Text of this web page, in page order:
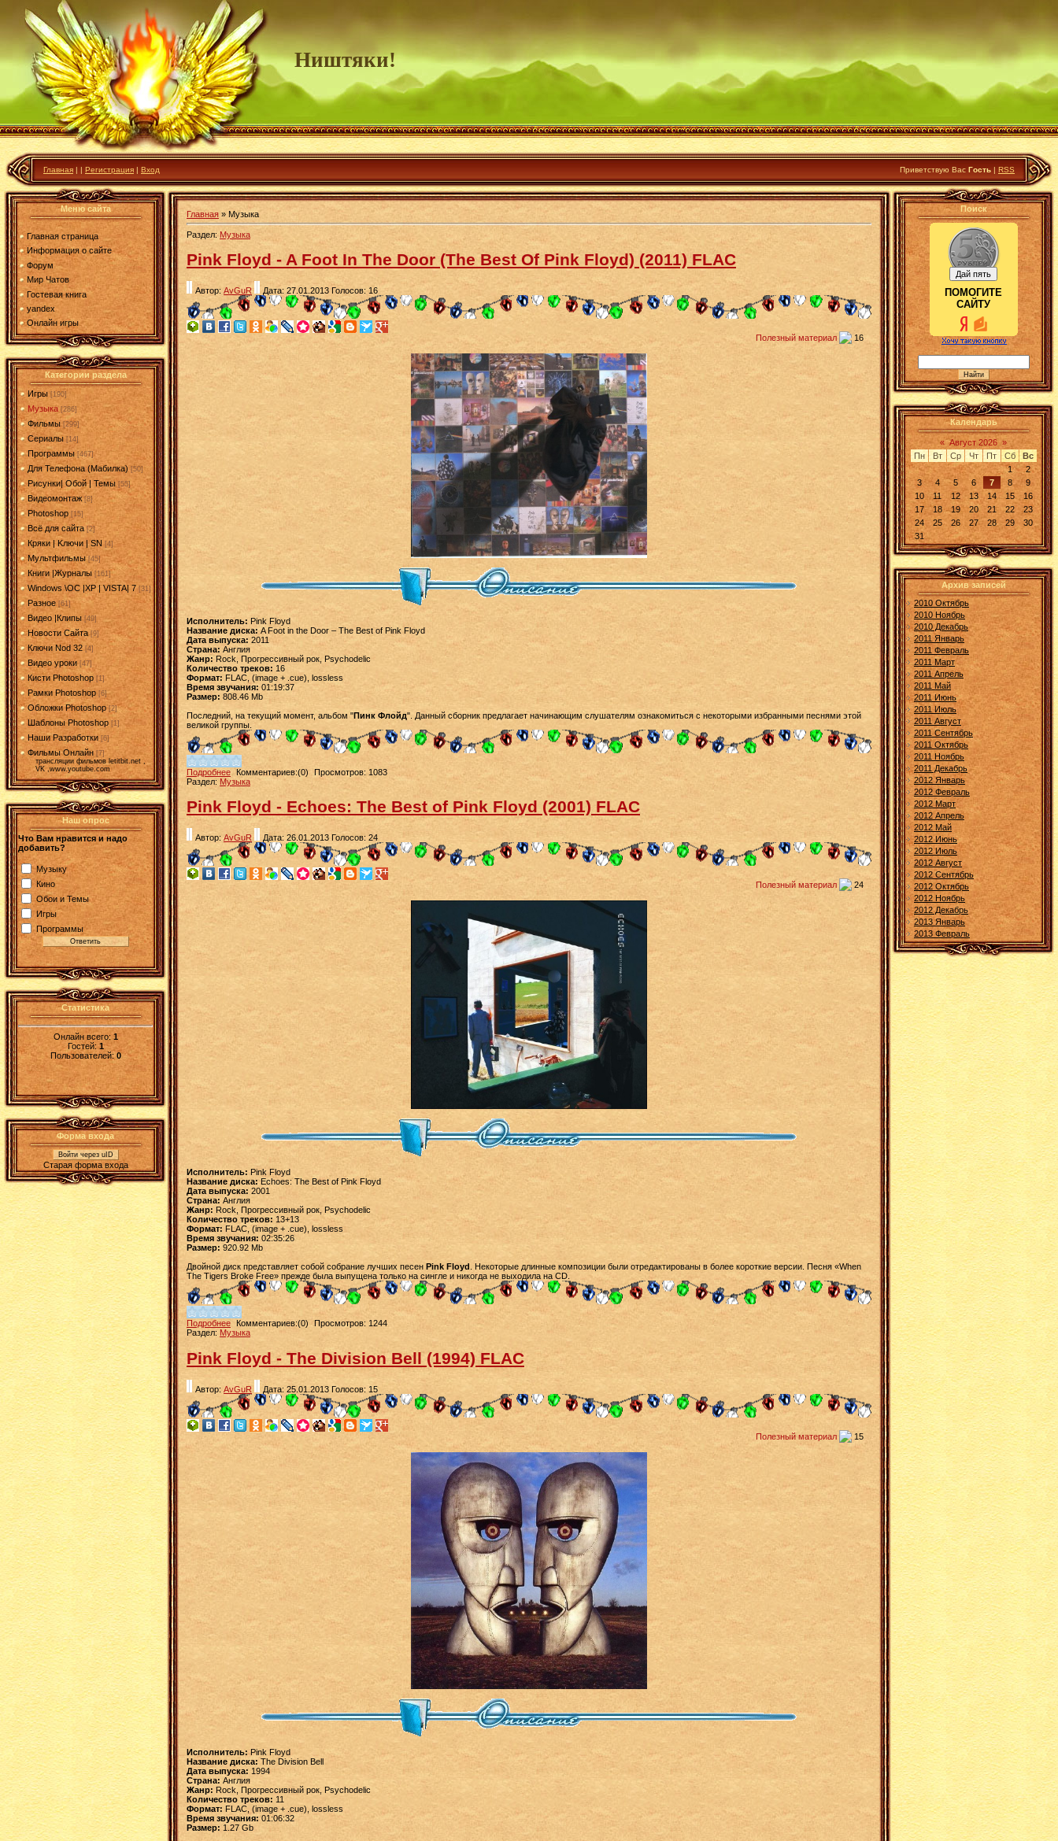
Ништяки!
Главная | | Регистрация | Вход Приветствую Вас Гость | RSS
Меню сайта
Главная страница
Информация о сайте
Форум
Мир Чатов
Гостевая книга
yandex
Онлайн игры
Категории раздела
Игры [190]
Музыка [286]
Фильмы [299]
Сериалы [14]
Программы [467]
Для Телефона (Мабилка) [50]
Рисунки| Обой | Темы [55]
Видеомонтаж [8]
Photoshop [15]
Всё для сайта [2]
Кряки | Kлючи | SN [4]
Мультфильмы [45]
Книги |Журналы [161]
Windows \OC |XP | VISTA| 7 [31]
Разное [61]
Видео |Клипы [49]
Новости Сайта [9]
Ключи Nod 32 [4]
Видео уроки [47]
Кисти Photoshop [1]
Рамки Photoshop [6]
Обложки Photoshop [2]
Шаблоны Photoshop [1]
Наши Разработки [6]
Фильмы Онлайн [7]
трансляции фильмов letitbit.net ,
VK ,www.youtube.com
Наш опрос
Что Вам нравится и надо
добавить?
Музыку
Кино
Обои и Темы
Игры
Программы
Статистика
Онлайн всего:1
Гостей:1
Пользователей: 0
Форма входа
Войти через uID
Старая форма входа
Главная » Музыка
Раздел: Музыка
Pink Floyd - A Foot In The Door (The Best Of Pink Floyd) (2011) FLAC
Автор: AvGuR Дата: 27.01.2013 Голосов: 16
Полезный материал 16
Исполнитель: Pink Floyd
Название диска:A Foot in the Door – The Best of Pink Floyd
Дата выпуска: 2011
Страна: Англия
Жанр: Rock, Прогрессивный рок, Psychodelic
Количество треков: 16
Формат: FLAC, (image + .cue), lossless
Время звучания: 01:19:37
Размер: 808.46 Mb
Последний, на текущий момент, альбом "Пинк Флойд". Данный сборник предлагает начинающим слушателям ознакомиться с некоторыми избранными песнями этой
великой группы.
Подробнее Комментариев:(0) Просмотров: 1083
Раздел: Музыка
Pink Floyd - Echoes: The Best of Pink Floyd (2001) FLAC
Автор: AvGuR Дата: 26.01.2013 Голосов: 24
Полезный материал 24
Исполнитель: Pink Floyd
Название диска:Echoes: The Best of Pink Floyd
Дата выпуска: 2001
Страна: Англия
Жанр: Rock, Прогрессивный рок, Psychodelic
Количество треков: 13+13
Формат: FLAC, (image + .cue), lossless
Время звучания: 02:35:26
Размер: 920.92 Mb
Двойной диск представляет собой собрание лучших песен Pink Floyd . Некоторые длинные композиции были отредактированы в более короткие версии. Песня «When
The Tigers Broke Free» прежде была выпущена только на сингле и никогда не выходила на CD.
Подробнее Комментариев:(0) Просмотров: 1244
Раздел: Музыка
Pink Floyd - The Division Bell (1994) FLAC
Автор: AvGuR Дата: 25.01.2013 Голосов: 15
Полезный материал 15
Исполнитель: Pink Floyd
Название диска: The Division Bell
Дата выпуска: 1994
Страна: Англия
Жанр: Rock, Прогрессивный рок, Psychodelic
Количество треков: 11
Формат: FLAC, (image + .cue), lossless
Время звучания: 01:06:32
Размер: 1.27 Gb
Поиск
ПОМОГИТЕ
САЙТУ
Календарь
« Август 2026 »
Пн
Вт Ср Чт Пт Сб
Вс
1
2
3
4 5 6 7 8
9
10
11 12 13 14 15
16
17
18 19 20 21 22
23
24
25 26 27 28 29
30
31
Архив записей
2010 Октябрь
2010 Ноябрь
2010 Декабрь
2011 Январь
2011 Февраль
2011 Март
2011 Апрель
2011 Май
2011 Июнь
2011 Июль
2011 Август
2011 Сентябрь
2011 Октябрь
2011 Ноябрь
2011 Декабрь
2012 Январь
2012 Февраль
2012 Март
2012 Апрель
2012 Май
2012 Июнь
2012 Июль
2012 Август
2012 Сентябрь
2012 Октябрь
2012 Ноябрь
2012 Декабрь
2013 Январь
2013 Февраль